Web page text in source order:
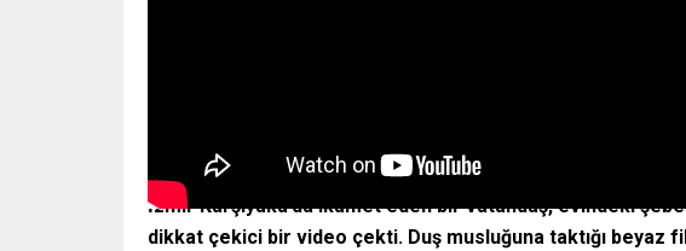
İzmir Karşıyaka’da ikamet eden bir vatandaş, evindeki
dikkat çekici bir video çekti. Duş musluğuna taktığı beyaz